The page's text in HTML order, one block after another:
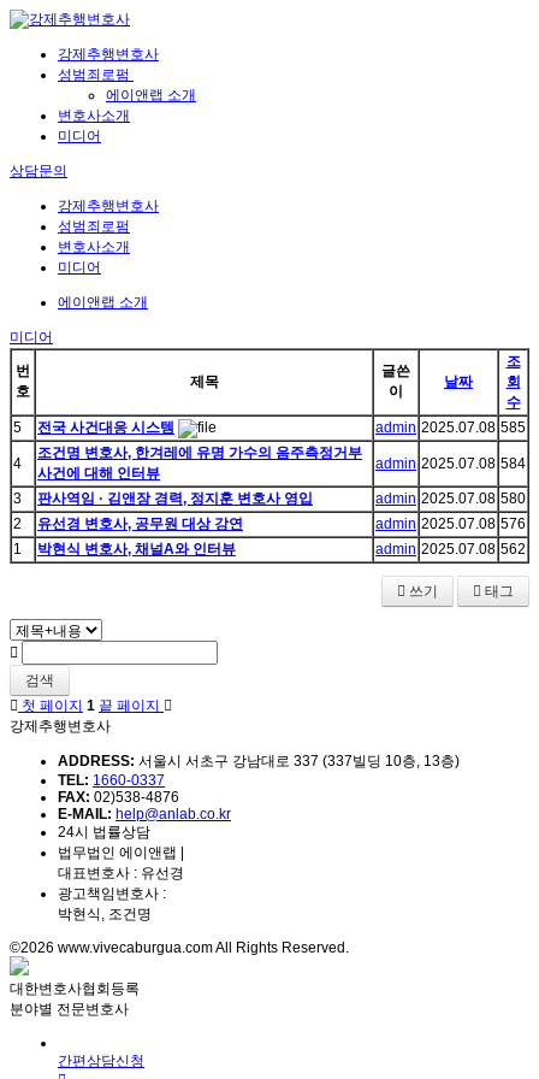
강제추행변호사
성범죄로펌
에이앤랩 소개
변호사소개
미디어
상담문의
강제추행변호사
성범죄로펌
변호사소개
미디어
에이앤랩 소개
미디어
번
호
제목
글쓴
이
날짜
조
회
수
5
전국 사건대응 시스템 admin 2025.07.08 585
4
조건명 변호사, 한겨레에 유명 가수의 음주측정거부
사건에 대해 인터뷰
admin 2025.07.08 584
3 판사역임 · 김앤장 경력, 정지훈 변호사 영입 admin 2025.07.08 580
2
유선경 변호사, 공무원 대상 강연 admin 2025.07.08 576
1
박현식 변호사, 채널A와 인터뷰 admin 2025.07.08 562
쓰기 태그
검색
첫 페이지 1 끝 페이지
강제추행변호사
ADDRESS: 서울시 서초구 강남대로 337 (337빌딩 10층, 13층)
TEL: 1660-0337
FAX: 02)538-4876
E-MAIL: help@anlab.co.kr
24시 법률상담
법무법인 에이앤랩 |
대표변호사 : 유선경
광고책임변호사 :
박현식, 조건명
©2026 www.vivecaburgua.com All Rights Reserved.
대한변호사협회등록
분야별 전문변호사
간편상담신청